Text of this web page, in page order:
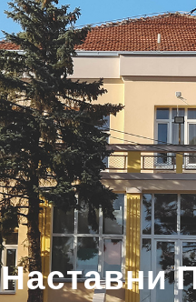
Наставни